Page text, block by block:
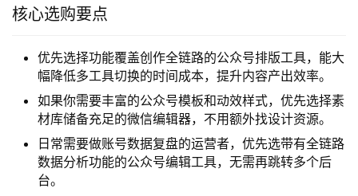
核心选购要点
优先选择功能覆盖创作全链路的公众号排版工具，能大
幅降低多工具切换的时间成本，提升内容产出效率。
如果你需要丰富的公众号模板和动效样式，优先选择素
材库储备充足的微信编辑器，不用额外找设计资源。
日常需要做账号数据复盘的运营者，优先选带有全链路
数据分析功能的公众号编辑工具，无需再跳转多个后
台。